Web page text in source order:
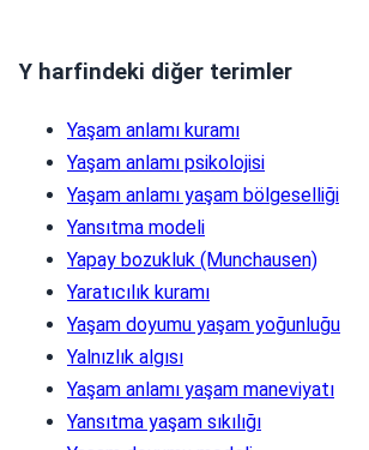
Y harfindeki diğer terimler
Yaşam anlamı kuramı
Yaşam anlamı psikolojisi
Yaşam anlamı yaşam bölgeselliği
Yansıtma modeli
Yapay bozukluk (Munchausen)
Yaratıcılık kuramı
Yaşam doyumu yaşam yoğunluğu
Yalnızlık algısı
Yaşam anlamı yaşam maneviyatı
Yansıtma yaşam sıkılığı